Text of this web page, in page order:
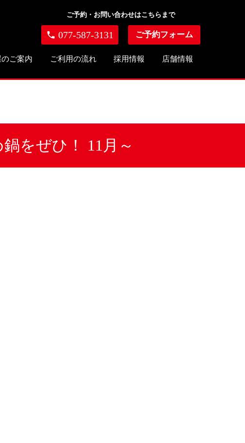
ご予約・お問い合わせはこちらまで
phone 077-587-3131 ご予約フォーム
ご案内 ご利用の流れ 採用情報 店舗情報
をぜひ！ 11月～